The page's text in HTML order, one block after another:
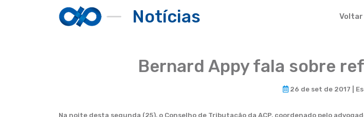
Notícias
Bernard Appy fala sobre
26 de set de 2017 |
Na noite desta segunda (25), o Conselho de Tributação da ACP, coordenado pelo